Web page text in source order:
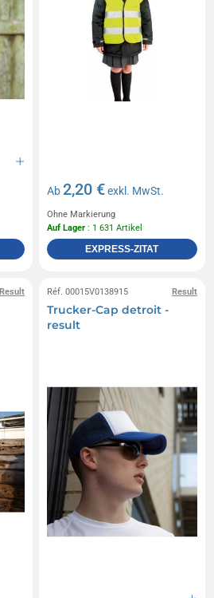
Ab2,20 €exkl. MwSt.
Ohne Markierung
Auf Lager : 1 631 Artikel
EXPRESS-ZITAT
Result Result
Réf. 00015V0138915
Trucker-Cap detroit -
result